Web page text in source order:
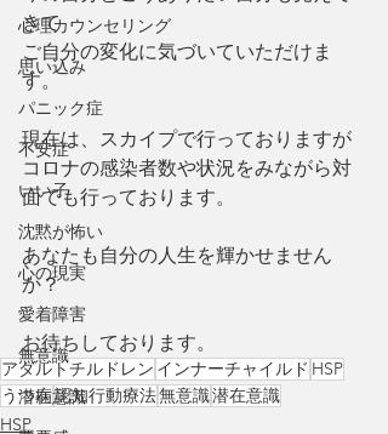
心理カウンセリング
思い込み
パニック症
不安症
いい子
沈黙が怖い
心の現実
愛着障害
無意識
潜在意識
きて
ご自分の変化に気づいていただけま
す。
現在は、スカイプで行っておりますが
コロナの感染者数や状況をみながら対
面でも行っております。
あなたも自分の人生を輝かせません
か？
お待ちしております。
アダルトチルドレン インナーチャイルド HSP
うつ病認知行動療法無意識潜在意識
HSP